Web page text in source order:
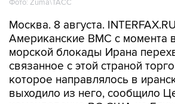
морской блокады Ирана
связанное с этой страной
которое направлялось в
выходило из него, сообщило
командование ВС США на
(CENTCOM).